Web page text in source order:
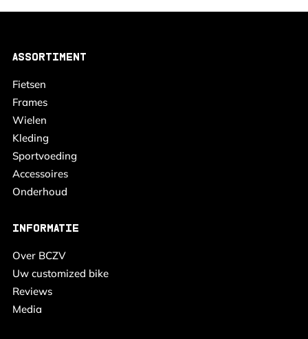
ASSORTIMENT
Fietsen
Frames
Wielen
Kleding
Sportvoeding
Accessoires
Onderhoud
INFORMATIE
Over BCZV
Uw customized bike
Reviews
Media